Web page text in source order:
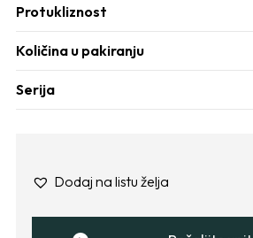
Protukliznost
Količina u pakiranju
Serija
Dodaj na listu želja